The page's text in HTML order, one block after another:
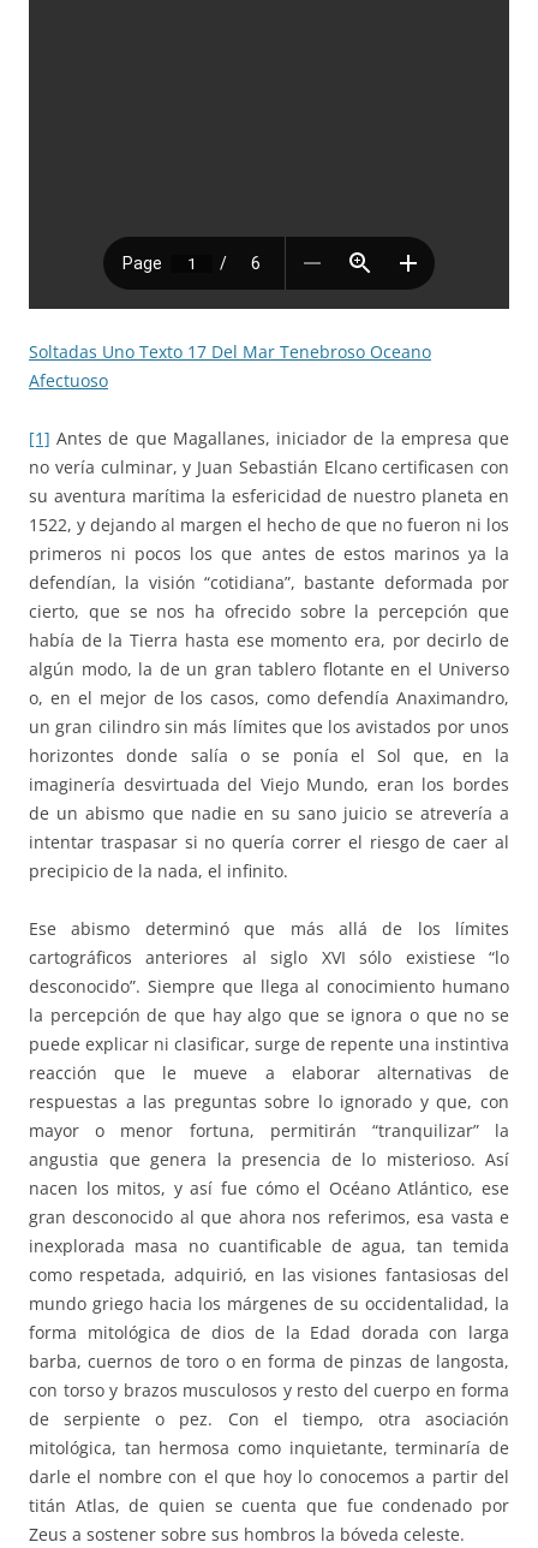
Soltadas Uno Texto 17 Del Mar Tenebroso Oceano
Afectuoso
[1] Antes de que Magallanes, iniciador de la empresa que
no vería culminar, y Juan Sebastián Elcano certificasen con
su aventura marítima la esfericidad de nuestro planeta en
1522, y dejando al margen el hecho de que no fueron ni los
primeros ni pocos los que antes de estos marinos ya la
defendían, la visión “cotidiana”, bastante deformada por
cierto, que se nos ha ofrecido sobre la percepción que
había de la Tierra hasta ese momento era, por decirlo de
algún modo, la de un gran tablero flotante en el Universo
o, en el mejor de los casos, como defendía Anaximandro,
un gran cilindro sin más límites que los avistados por unos
horizontes donde salía o se ponía el Sol que, en la
imaginería desvirtuada del Viejo Mundo, eran los bordes
de un abismo que nadie en su sano juicio se atrevería a
intentar traspasar si no quería correr el riesgo de caer al
precipicio de la nada, el infinito.
Ese abismo determinó que más allá de los límites
cartográficos anteriores al siglo XVI sólo existiese “lo
desconocido”. Siempre que llega al conocimiento humano
la percepción de que hay algo que se ignora o que no se
puede explicar ni clasificar, surge de repente una instintiva
reacción que le mueve a elaborar alternativas de
respuestas a las preguntas sobre lo ignorado y que, con
mayor o menor fortuna, permitirán “tranquilizar” la
angustia que genera la presencia de lo misterioso. Así
nacen los mitos, y así fue cómo el Océano Atlántico, ese
gran desconocido al que ahora nos referimos, esa vasta e
inexplorada masa no cuantificable de agua, tan temida
como respetada, adquirió, en las visiones fantasiosas del
mundo griego hacia los márgenes de su occidentalidad, la
forma mitológica de dios de la Edad dorada con larga
barba, cuernos de toro o en forma de pinzas de langosta,
con torso y brazos musculosos y resto del cuerpo en forma
de serpiente o pez. Con el tiempo, otra asociación
mitológica, tan hermosa como inquietante, terminaría de
darle el nombre con el que hoy lo conocemos a partir del
titán Atlas, de quien se cuenta que fue condenado por
Zeus a sostener sobre sus hombros la bóveda celeste.